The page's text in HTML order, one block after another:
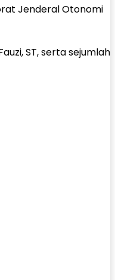
Jenderal Otonomi
ST, serta sejumlah